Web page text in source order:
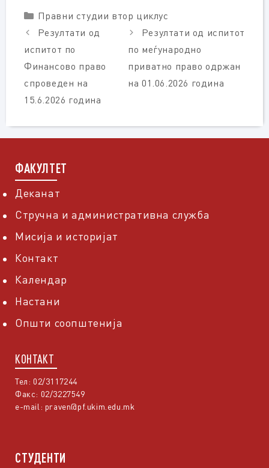
Categories
Правни студии втор циклус
Резултати од
испитот по
Финансово право
спроведен на
15.6.2026 година
Резултати од испитот
по меѓународно
приватно право одржан
на 01.06.2026 година
ФАКУЛТЕТ
Деканат
Стручна и административна служба
Мисија и историјат
Контакт
Календар
Настани
Општи соопштенија
КОНТАКТ
Тел: 02/3117244
Факс: 02/3227549
e-mail: praven@pf.ukim.edu.mk
СТУДЕНТИ